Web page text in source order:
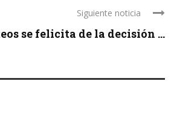
Siguiente noticia
se felicita de la decisión ...